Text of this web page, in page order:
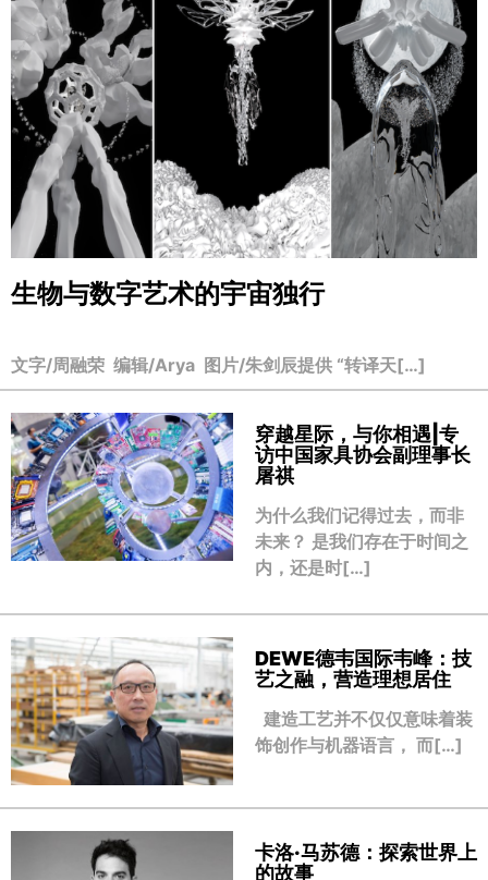
生物与数字艺术的宇宙独行
文字/周融荣 编辑/Arya 图片/朱剑辰提供 “转译天[…]
穿越星际，与你相遇|专
访中国家具协会副理事长
屠祺
为什么我们记得过去，而非
未来？ 是我们存在于时间之
内，还是时[…]
DEWE德韦国际韦峰：技
艺之融，营造理想居住
建造工艺并不仅仅意味着装
饰创作与机器语言， 而[…]
卡洛·马苏德：探索世界上
的故事